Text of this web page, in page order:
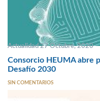
Actualidad 27 Octubre, 2020
Consorcio HEUMA abre
Desafío 2030
SIN COMENTARIOS